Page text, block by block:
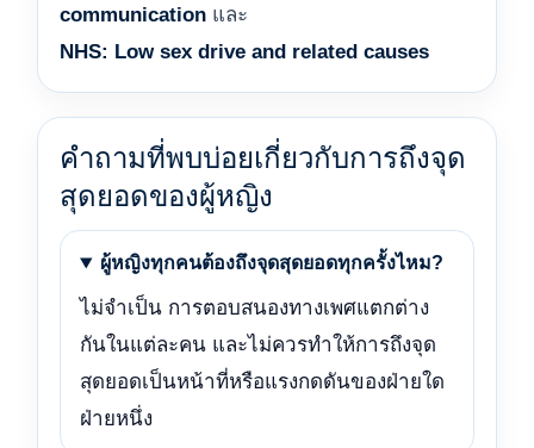
communication และ
NHS: Low sex drive and related causes
คำถามที่พบบ่อยเกี่ยวกับการถึงจุด
สุดยอดของผู้หญิง
ผู้หญิงทุกคนต้องถึงจุดสุดยอดทุกครั้งไหม?
ไม่จำเป็น การตอบสนองทางเพศแตกต่าง
กันในแต่ละคน และไม่ควรทำให้การถึงจุด
สุดยอดเป็นหน้าที่หรือแรงกดดันของฝ่ายใด
ฝ่ายหนึ่ง